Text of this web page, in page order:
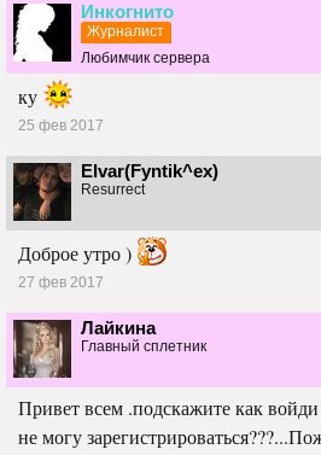
Инкогнито
Журналист
Любимчик сервера
ку
25 фев 2017
Elvar(Fyntik^ex)
Resurrect
Доброе утро )
27 фев 2017
Лайкина
Главный сплетник
Привет всем .подскажите как
не могу